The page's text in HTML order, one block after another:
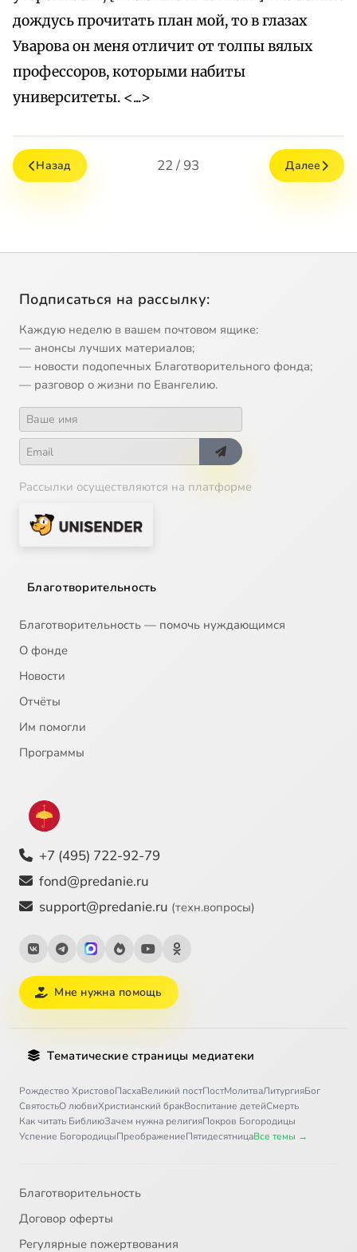
дождусь прочитать план мой, то в глазах
Уварова он меня отличит от толпы вялых
профессоров, которыми набиты
университеты. <...>
Назад 22 / 93 Далее
Подписаться на рассылку:
Каждую неделю в вашем почтовом ящике:
— анонсы лучших материалов;
— новости подопечных Благотворительного фонда;
— разговор о жизни по Евангелию.
Рассылки осуществляются на платформе
Благотворительность
Благотворительность — помочь нуждающимся
О фонде
Новости
Отчёты
Им помогли
Программы
+7 (495) 722-92-79
fond@predanie.ru
support@predanie.ru (техн.вопросы)
Мне нужна помощь
Тематические страницы медиатеки
Рождество ХристовоПасхаВеликий постПостМолитваЛитургияБог
СвятостьО любвиХристианский бракВоспитание детейСмерть
Как читать БиблиюЗачем нужна религияПокров Богородицы
Успение БогородицыПреображениеПятидесятницаВсе темы →
Благотворительность
Договор оферты
Регулярные пожертвования